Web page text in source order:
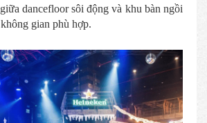
dancefloor sôi động và khu bàn ngồi
gian phù hợp.